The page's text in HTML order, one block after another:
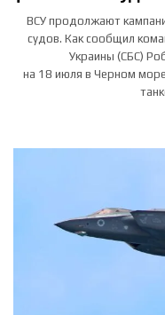
ВСУ продолжают
судов. Как сообщил
Украины (СБС)
на 18 июля в Черном